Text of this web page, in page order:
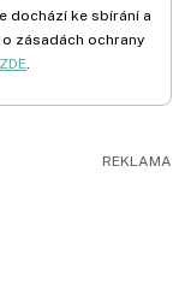
dochází ke sbírání a
zásadách ochrany
ZDE.